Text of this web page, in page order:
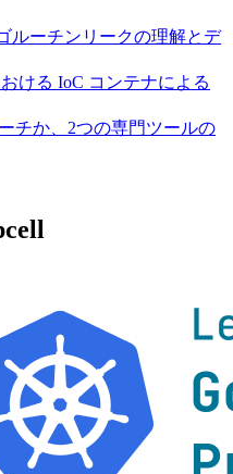
ルーチンリークの理解とデ
おける IoC コンテナによる
チか、2つの専門ツールの